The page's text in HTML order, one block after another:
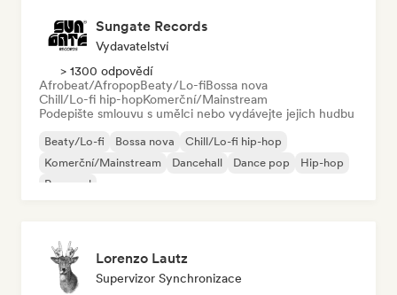
Sungate Records
Vydavatelství
> 1300 odpovědí
Afrobeat/AfropopBeaty/Lo-fiBossa nova
Chill/Lo-fi hip-hopKomerční/Mainstream
Podepište smlouvu s umělci nebo vydávejte jejich hudbu
Beaty/Lo-fi Bossa nova
Chill/Lo-fi hip-hop
Komerční/Mainstream
Dancehall Dance pop
Hip-hop
Pop-soul
Lorenzo Lautz
Supervizor Synchronizace